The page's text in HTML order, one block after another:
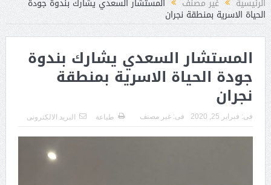
الحياة الاسرية بمنطقة نجران
المستشار السعدي يشارك بندوة
جودة الحياة الاسرية بمنطقة
نجران
فى: فبراير 25, 2020 فى: غير مصنف طباعة البريد الالكترونى